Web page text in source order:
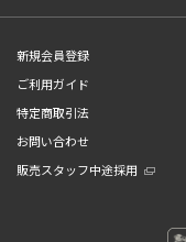
新規会員登録
ご利用ガイド
特定商取引法
お問い合わせ
販売スタッフ中途採用